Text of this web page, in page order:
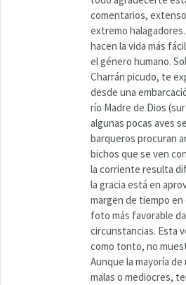
comentarios,
extremo
hacen la vida más
el género humano.
Charrán picudo, te
desde una
río Madre de Dios
algunas pocas aves
barqueros procuran
bichos que se ven
la corriente resulta
la gracia está en
margen de tiempo
foto más favorable
circunstancias. Esta
como tonto, no
Aunque la mayoría
malas o mediocres,